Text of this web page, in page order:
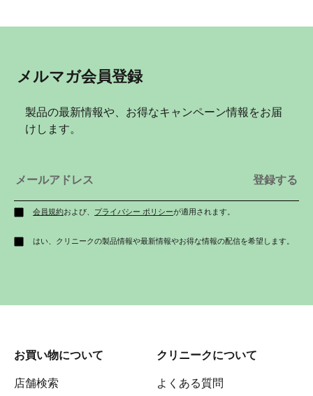
メルマガ会員登録
製品の最新情報や、お得なキャンペーン情報をお届
けします。
会員規約および、 プライバシー ポリシーが適用されます。
はい、クリニークの製品情報や最新情報やお得な情報の配信を希望します。
お買い物について
店舗検索
クリニークについて
よくある質問